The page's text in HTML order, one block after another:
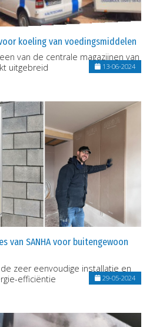
koeling van voedingsmiddelen
van de centrale magazijnen van
uitgebreid
13-06-2024
van SANHA voor buitengewoon
zeer eenvoudige installatie en
efficiëntie
29-05-2024